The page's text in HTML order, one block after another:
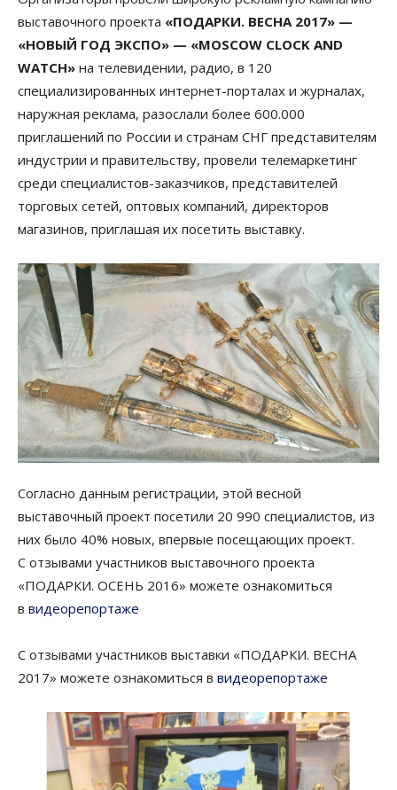
выставочного проекта «ПОДАРКИ. ВЕСНА 2017» —
«НОВЫЙ ГОД ЭКСПО» — «MOSCOW CLOCK AND
WATCH» на телевидении, радио, в 120
специализированных интернет-порталах и журналах,
наружная реклама, разослали более 600.000
приглашений по России и странам СНГ представителям
индустрии и правительству, провели телемаркетинг
среди специалистов-заказчиков, представителей
торговых сетей, оптовых компаний, директоров
магазинов, приглашая их посетить выставку.
Согласно данным регистрации, этой весной
выставочный проект посетили 20 990 специалистов, из
них было 40% новых, впервые посещающих проект.
С отзывами участников выставочного проекта
«ПОДАРКИ. ОСЕНЬ 2016» можете ознакомиться
в видеорепортаже
С отзывами участников выставки «ПОДАРКИ. ВЕСНА
2017» можете ознакомиться в видеорепортаже